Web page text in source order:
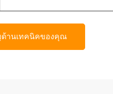
ด้านเทคนิคของคุณ